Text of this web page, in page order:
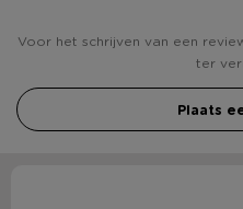
Voor het schrijven van een
ter
Plaats